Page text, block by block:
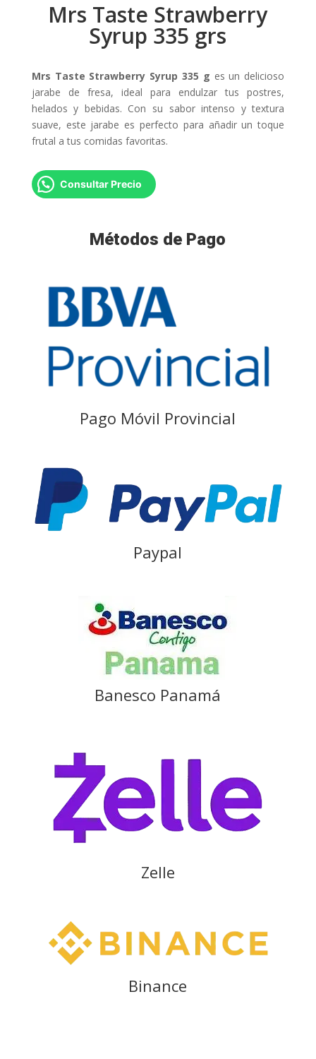
Mrs Taste Strawberry
Syrup 335 grs
Mrs Taste Strawberry Syrup 335 g es un delicioso
jarabe de fresa, ideal para endulzar tus postres,
helados y bebidas. Con su sabor intenso y textura
suave, este jarabe es perfecto para añadir un toque
frutal a tus comidas favoritas.
Consultar Precio
Métodos de Pago
Pago Móvil Provincial
Paypal
Banesco Panamá
Zelle
Binance